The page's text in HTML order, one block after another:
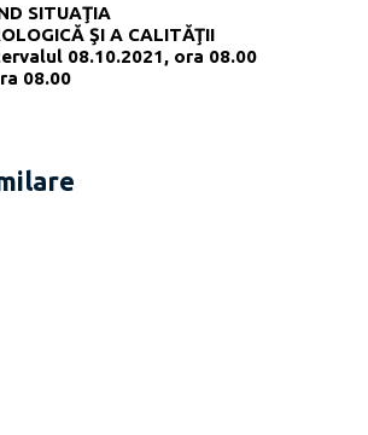
SITUAŢIA
ŞI A CALITĂŢII
08.10.2021, ora 08.00
08.00